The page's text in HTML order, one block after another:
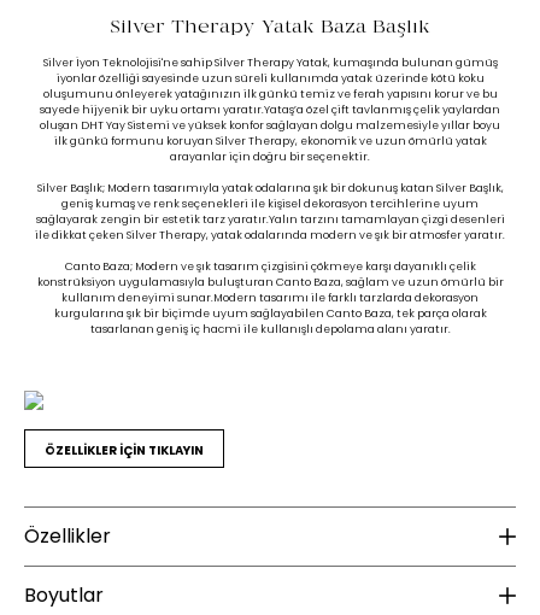
Find in Store
Silver Therapy Yatak Baza Başlık
Silver İyon Teknolojisi'ne sahip Silver Therapy Yatak, kumaşında bulunan gümüş
iyonlar özelliği sayesinde uzun süreli kullanımda yatak üzerinde kötü koku
oluşumunu önleyerek yatağınızın ilk günkü temiz ve ferah yapısını korur ve bu
sayede hijyenik bir uyku ortamı yaratır.Yataş’a özel çift tavlanmış çelik yaylardan
oluşan DHT Yay Sistemi ve yüksek konfor sağlayan dolgu malzemesiyle yıllar boyu
ilk günkü formunu koruyan Silver Therapy, ekonomik ve uzun ömürlü yatak
arayanlar için doğru bir seçenektir.
Silver Başlık; Modern tasarımıyla yatak odalarına şık bir dokunuş katan Silver Başlık,
geniş kumaş ve renk seçenekleri ile kişisel dekorasyon tercihlerine uyum
sağlayarak zengin bir estetik tarz yaratır.Yalın tarzını tamamlayan çizgi desenleri
ile dikkat çeken Silver Therapy, yatak odalarında modern ve şık bir atmosfer yaratır.
Canto Baza; Modern ve şık tasarım çizgisini çökmeye karşı dayanıklı çelik
konstrüksiyon uygulamasıyla buluşturan Canto Baza, sağlam ve uzun ömürlü bir
kullanım deneyimi sunar.Modern tasarımı ile farklı tarzlarda dekorasyon
kurgularına şık bir biçimde uyum sağlayabilen Canto Baza, tek parça olarak
tasarlanan geniş iç hacmi ile kullanışlı depolama alanı yaratır.
ÖZELLİKLER İÇİN TIKLAYIN
Özellikler
Boyutlar